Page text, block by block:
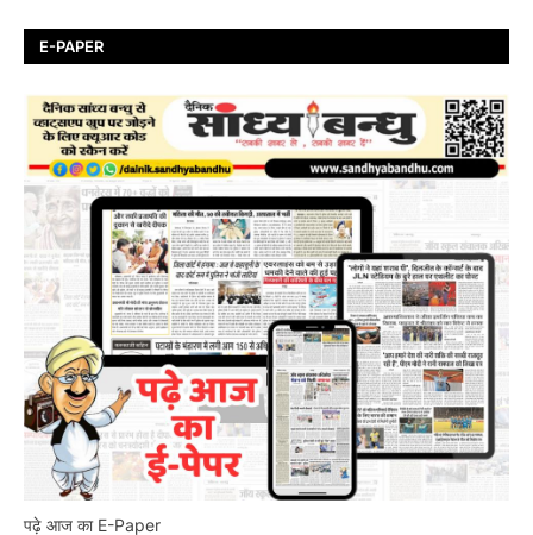
E-PAPER
पढ़े आज का E-Paper